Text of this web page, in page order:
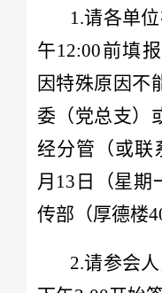
1.请各单
午12:00前填
因特殊原因不
委（党总支）
经分管（或联
月13日（星期
传部（厚德楼
2.请参会